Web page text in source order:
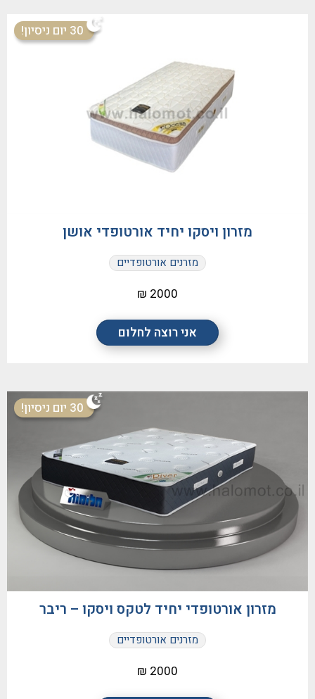
30 יום ניסיון!
אני רוצה לחלום
מזרון ויסקו יחיד אורטופדי אושן
מזרנים אורטופדיים
2000 ₪
30 יום ניסיון!
מזרון אורטופדי יחיד לטקס ויסקו – ריבר
מזרנים אורטופדיים
2000 ₪